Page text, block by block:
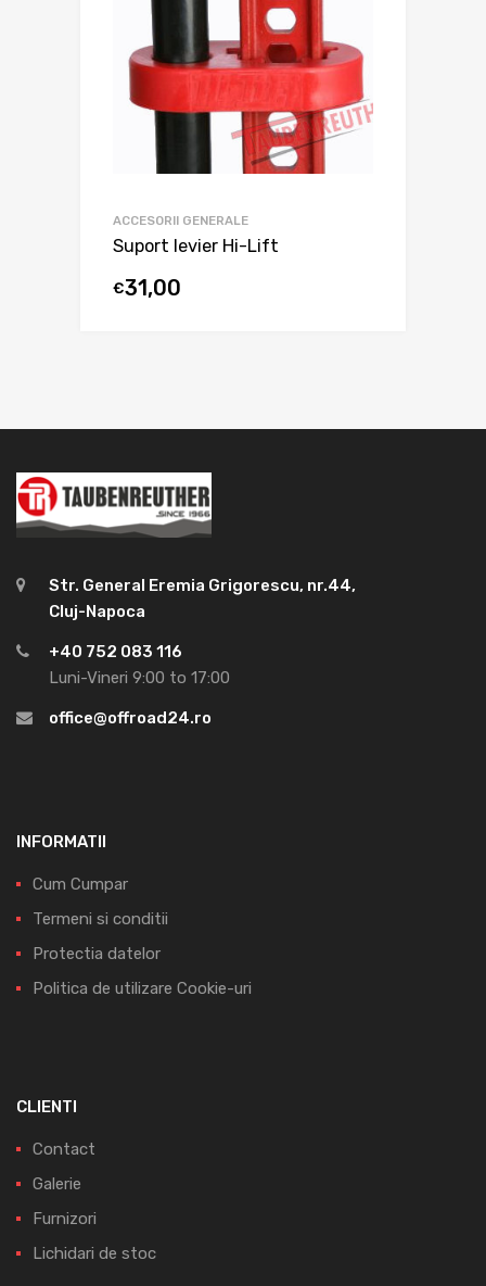
ACCESORII GENERALE
Suport levier Hi-Lift
€31,00
Str. General Eremia Grigorescu, nr.44,
Cluj-Napoca
+40 752 083 116
Luni-Vineri 9:00 to 17:00
office@offroad24.ro
INFORMATII
Cum Cumpar
Termeni si conditii
Protectia datelor
Politica de utilizare Cookie-uri
CLIENTI
Contact
Galerie
Furnizori
Lichidari de stoc